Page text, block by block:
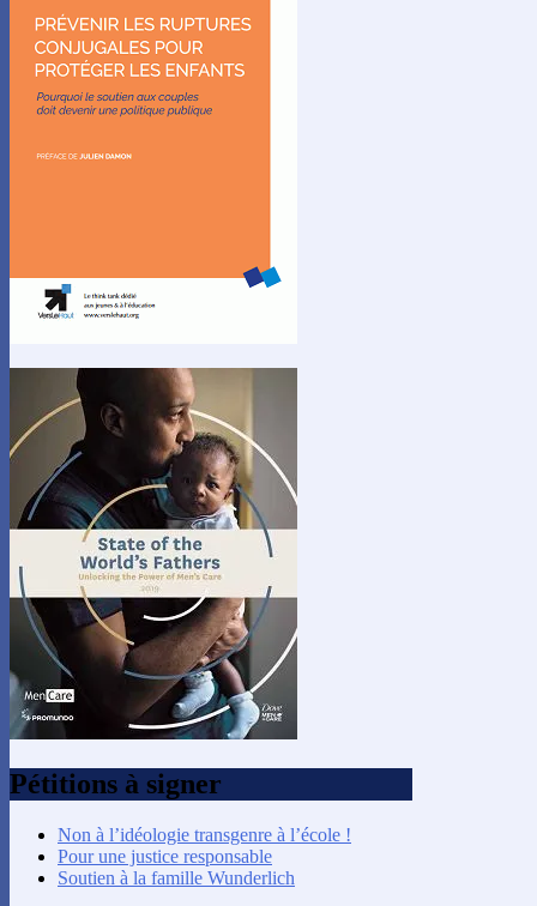
Pétitions à signer
Non à l’idéologie transgenre à l’école !
Pour une justice responsable
Soutien à la famille Wunderlich